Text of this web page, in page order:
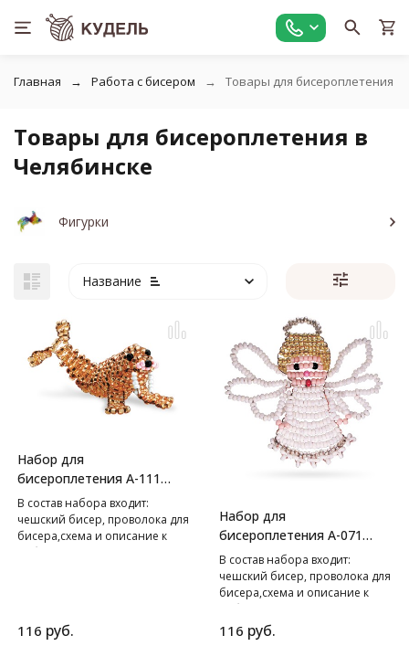
Главная Работа с бисером Товары для бисероплетения
Товары для бисероплетения в
Челябинске
Фигурки
Название
Набор для
бисероплетения А-111
Морж,
В cостав набора входит:
чешский бисер, проволока для
бисера,схема и описание к
работе.
116 руб.
Набор для
бисероплетения А-071
Ангелок,
В cостав набора входит:
чешский бисер, проволока для
бисера,схема и описание к
работе.
116 руб.